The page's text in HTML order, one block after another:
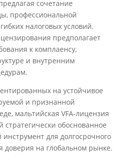
сочетание
профессиональной
налоговых условий.
предполагает
к комплаенсу,
и внутренним
на устойчивое
и признанной
мальтийская VFA-лицензия
стратегически обоснованное
для долгосрочного
доверия на глобальном рынке.